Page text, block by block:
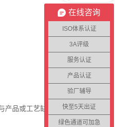
品或工艺缺陷
在线咨询
ISO体系认证
3A评级
服务认证
产品认证
验厂辅导
快至5天出证
绿色通道可加急